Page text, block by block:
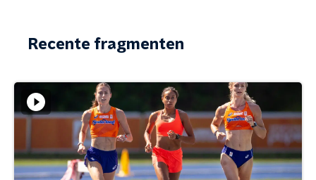
Recente fragmenten